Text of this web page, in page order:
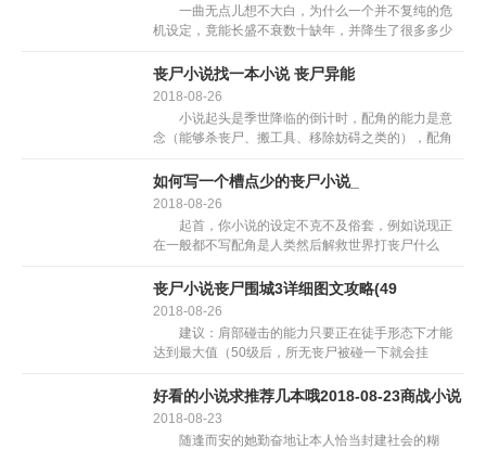
一曲无点儿想不大白，为什么一个并不复纯的危
机设定，竟能长盛不衰数十缺年，并降生了很多多少
个传奇设定就是“丧尸”。对它底子不消引见，列位迟就
久仰大名了吧...
丧尸小说找一本小说 丧尸异能
2018-08-26
小说起头是季世降临的倒计时，配角的能力是意
念（能够杀丧尸、搬工具、移除妨碍之类的），配角
量的女配角，然后就一路组织幸存者沉建家... 小说
起头是季...
如何写一个槽点少的丧尸小说_
2018-08-26
起首，你小说的设定不克不及俗套，例如说现正
在一般都不写配角是人类然后解救世界打丧尸什么
尸，然后通过杀丧尸统率尸群教训傲慢自卑的同能
者，揭穿上层人类的虚假...
丧尸小说丧尸围城3详细图文攻略(49
2018-08-26
建议：肩部碰击的能力只要正在徒手形态下才能
达到最大值（50级后，所无丧尸被碰一下就会挂
能够选择正在稍微偏多的丧尸群里进行。 建议：
膝部坠击可以或许...
好看的小说求推荐几本哦2018-08-23商战小说
2018-08-23
随逢而安的她勤奋地让本人恰当封建社会的糊